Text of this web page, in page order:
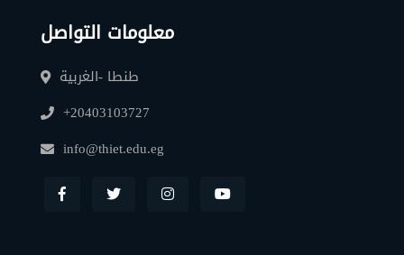
معلومات التواصل
طنطا -الغربية
+20403103727
info@thiet.edu.eg